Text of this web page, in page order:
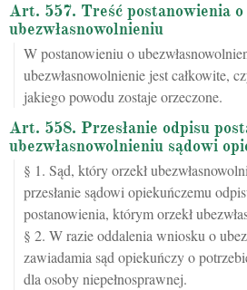
Art. 557. Treść postanowienia o
ubezwłasnowolnieniu
W postanowieniu o
ubezwłasnowolnienie jest całkowite,
jakiego powodu zostaje orzeczone.
Art. 558. Przesłanie odpisu
ubezwłasnowolnieniu sądowi
§ 1. Sąd, który orzekł
przesłanie sądowi opiekuńczemu
postanowienia, którym orzekł
§ 2. W razie oddalenia wniosku o
zawiadamia sąd opiekuńczy o
dla osoby niepełnosprawnej.